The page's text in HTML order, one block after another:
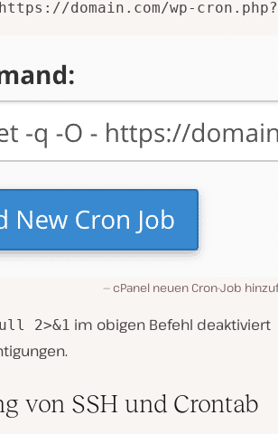
domain.com/wp-
cPanel neuen Cron-Job
2>&1 im obigen Befehl deaktiviert
von SSH und Crontab